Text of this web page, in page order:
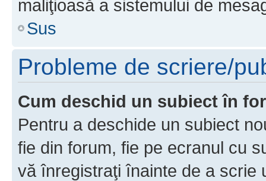
maliţioasă a sistemului de
Sus
Probleme de scriere/
Cum deschid un subiect în
Pentru a deschide un subiect
fie din forum, fie pe ecranul cu
vă înregistraţi înainte de a scrie